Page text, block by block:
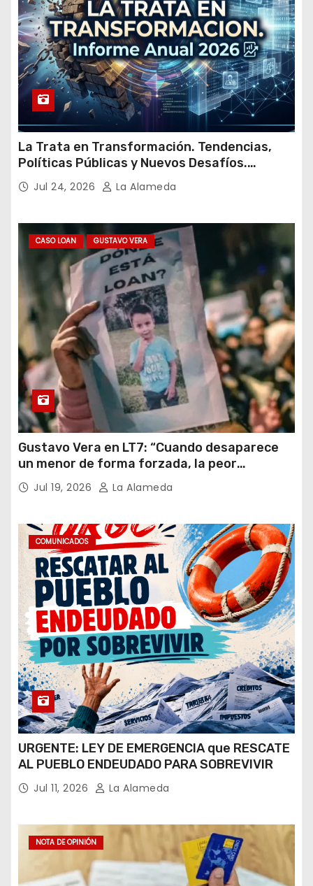
La Trata en Transformación. Tendencias,
Políticas Públicas y Nuevos Desafíos.
Argentina y el Mundo – Julio 2026
Jul 24, 2026 La Alameda
CASO LOAN GUSTAVO VERA
Gustavo Vera en LT7: “Cuando desaparece
un menor de forma forzada, la peor
hipótesis es trata, y así debe seguir
caratulado el caso Loan”
Jul 19, 2026 La Alameda
COMUNICADOS
URGENTE: LEY DE EMERGENCIA que RESCATE
AL PUEBLO ENDEUDADO PARA SOBREVIVIR
Jul 11, 2026 La Alameda
NOTA DE OPINIÓN